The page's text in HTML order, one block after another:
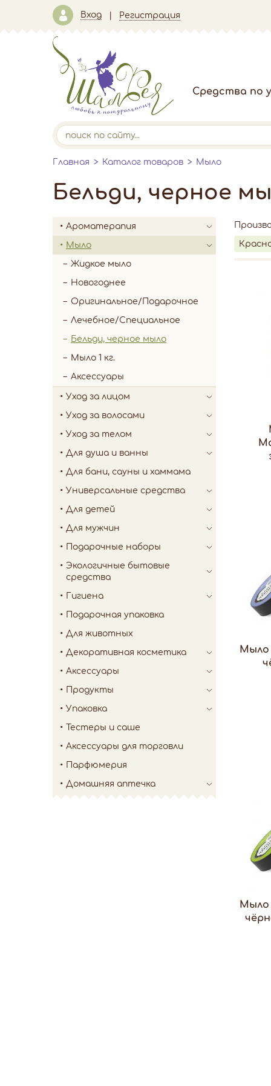
Вход Регистрация
Средства по
Главная Каталог товаров Мыло
Бельди, черное
Ароматерапия
Мыло
Жидкое мыло
Новогоднее
Оригинальное/Подарочное
Лечебное/Специальное
Бельди, черное мыло
Мыло 1 кг.
Аксессуары
Уход за лицом
Уход за волосами
Уход за телом
Для душа и ванны
Для бани, сауны и хаммама
Универсальные средства
Для детей
Для мужчин
Подарочные наборы
Экологичные бытовые
средства
Гигиена
Подарочная упаковка
Для животных
Декоративная косметика
Аксессуары
Продукты
Упаковка
Тестеры и саше
Аксессуары для торговли
Парфюмерия
Домашняя аптечка
Мыло
Мыло